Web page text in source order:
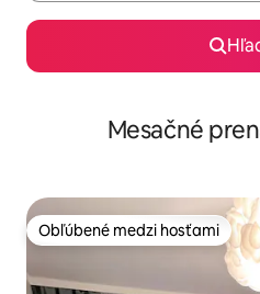
Mesačné
Obľúbené medzi hosťami
Obľúbené medzi hosťami